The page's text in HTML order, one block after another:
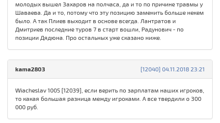
молодых вышел Захаров на полчаса, да и то по причине травмы у
Шаваева. Да и то, потому что эту позицию заменить больше некем
было. А так Плиев выходит в основе всегда. Лантратов и
Дмитриев последние туров 7 в старт вошли, Радунович - по
позиции Дядюна. Про остальных уже сказано ниже.
[12040] 04.11.2018 23:21
kama2803
Wiacheslav 1005 [12039], если верить по зарплатам наших игроков,
то какая большая разница между игроками. А все твердили о 300
000 руб.